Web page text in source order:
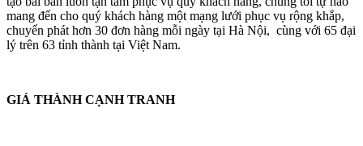
mang đến cho quý khách hàng một mạng lưới phục vụ rộng khắp,
chuyển phát hơn 30 đơn hàng mỗi ngày tại Hà Nội, cùng với 65 đại
lý trên 63 tỉnh thành tại Việt Nam.
GIÁ THÀNH CẠNH TRANH